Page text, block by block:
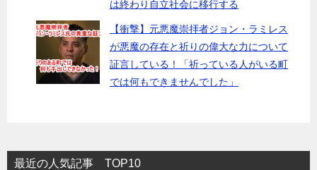
は終わり自立社会に移行する
【衝撃】元悪魔崇拝者ジョン・ラミレス
が悪魔の存在と祈りの偉大な力について
証言している！「祈っている人がいる町
では何もできませんでした」
最近の人気記事 TOP10